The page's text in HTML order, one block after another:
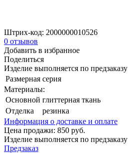
Штрих-код: 2000000010526
0 отзывов
Добавить в избранное
Поделиться
Изделие выполняется по предзаказу
Размерная серия
Материалы:
Основной глиттерная ткань
Отделка
резинка
Информация о доставке и оплате
Цена продажи: 850 руб.
Изделие выполняется по предзаказу
Предзаказ